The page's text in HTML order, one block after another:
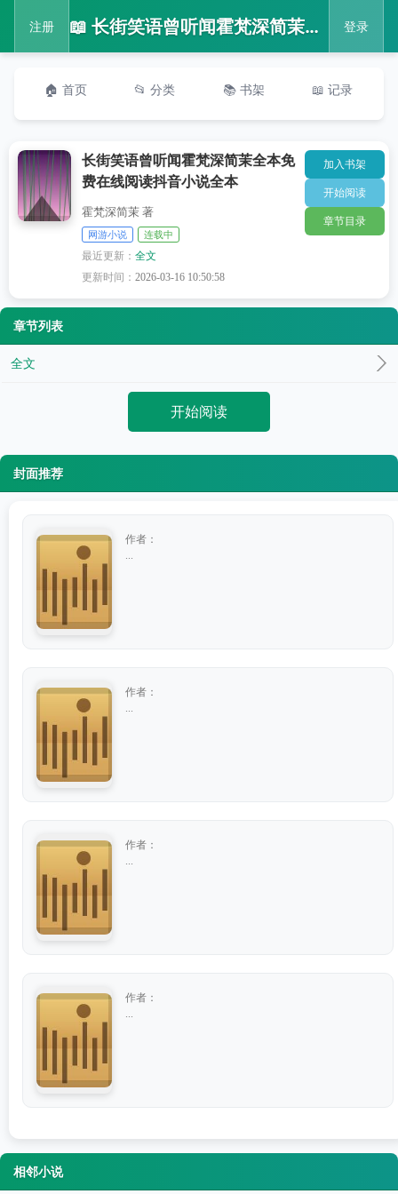
注册 📖 长街笑语曾听闻霍梵深简茉全本免费在线阅读抖音小说全本 登录
🏠 首页 📂 分类 📚 书架 📖 记录
长街笑语曾听闻霍梵深简茉全本免
费在线阅读抖音小说全本
霍梵深简茉 著
网游小说 连载中
最近更新：全文
更新时间：2026-03-16 10:50:58
加入书架
开始阅读
章节目录
章节列表
全文
开始阅读
封面推荐
作者：
作者：
作者：
作者：
相邻小说